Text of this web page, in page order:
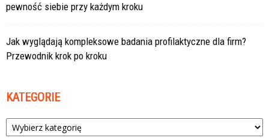
pewność siebie przy każdym kroku
Jak wyglądają kompleksowe badania profilaktyczne dla firm?
Przewodnik krok po kroku
KATEGORIE
Kategorie